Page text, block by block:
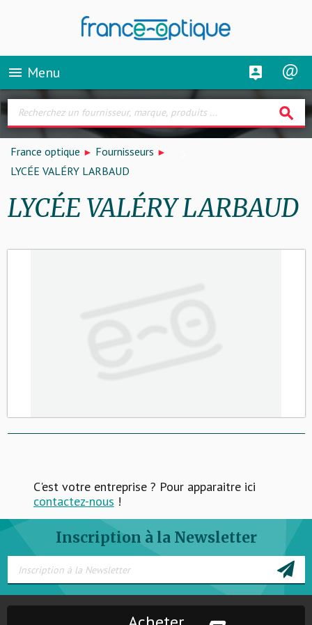
menu Menu
search
France optique
Fournisseurs
LYCÉE VALÉRY LARBAUD
LYCÉE VALÉRY LARBAUD
C'est votre entreprise ? Pour apparaitre ici
contactez-nous !
Inscription à la Newsletter